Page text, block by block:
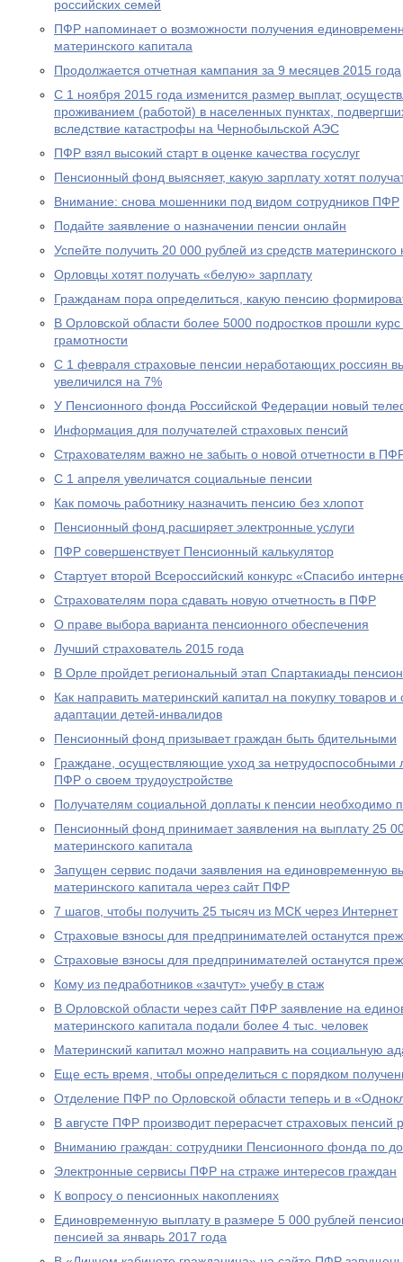
российских семей
ПФР напоминает о возможности получения
материнского капитала
Продолжается отчетная кампания за 9 месяцев 2015 года
С 1 ноября 2015 года изменится размер выплат,
проживанием (работой) в населенных пунктах,
вследствие катастрофы на Чернобыльской АЭС
ПФР взял высокий старт в оценке качества госуслуг
Пенсионный фонд выясняет, какую зарплату хотят
Внимание: снова мошенники под видом сотрудников ПФР
Подайте заявление о назначении пенсии онлайн
Успейте получить 20 000 рублей из средств материнского
Орловцы хотят получать «белую» зарплату
Гражданам пора определиться, какую пенсию
В Орловской области более 5000 подростков прошли
грамотности
С 1 февраля страховые пенсии неработающих россиян
увеличился на 7%
У Пенсионного фонда Российской Федерации новый
Информация для получателей страховых пенсий
Страхователям важно не забыть о новой отчетности в
С 1 апреля увеличатся социальные пенсии
Как помочь работнику назначить пенсию без хлопот
Пенсионный фонд расширяет электронные услуги
ПФР совершенствует Пенсионный калькулятор
Стартует второй Всероссийский конкурс «Спасибо
Страхователям пора сдавать новую отчетность в ПФР
О праве выбора варианта пенсионного обеспечения
Лучший страхователь 2015 года
В Орле пройдет региональный этап Спартакиады
Как направить материнский капитал на покупку товаров
адаптации детей-инвалидов
Пенсионный фонд призывает граждан быть бдительными
Граждане, осуществляющие уход за
ПФР о своем трудоустройстве
Получателям социальной доплаты к пенсии необходимо
Пенсионный фонд принимает заявления на выплату 25
материнского капитала
Запущен сервис подачи заявления на единовременную
материнского капитала через сайт ПФР
7 шагов, чтобы получить 25 тысяч из МСК через Интернет
Страховые взносы для предпринимателей останутся
Страховые взносы для предпринимателей останутся
Кому из педработников «зачтут» учебу в стаж
В Орловской области через сайт ПФР заявление на
материнского капитала подали более 4 тыс. человек
Материнский капитал можно направить на социальную
Еще есть время, чтобы определиться с порядком
Отделение ПФР по Орловской области теперь и в
В августе ПФР производит перерасчет страховых
Вниманию граждан: сотрудники Пенсионного фонда по
Электронные сервисы ПФР на страже интересов граждан
К вопросу о пенсионных накоплениях
Единовременную выплату в размере 5 000 рублей
пенсией за январь 2017 года